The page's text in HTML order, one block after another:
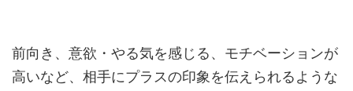
前向き、意欲・やる気を感じる、モチベーションが
高いなど、相手にプラスの印象を伝えられるような